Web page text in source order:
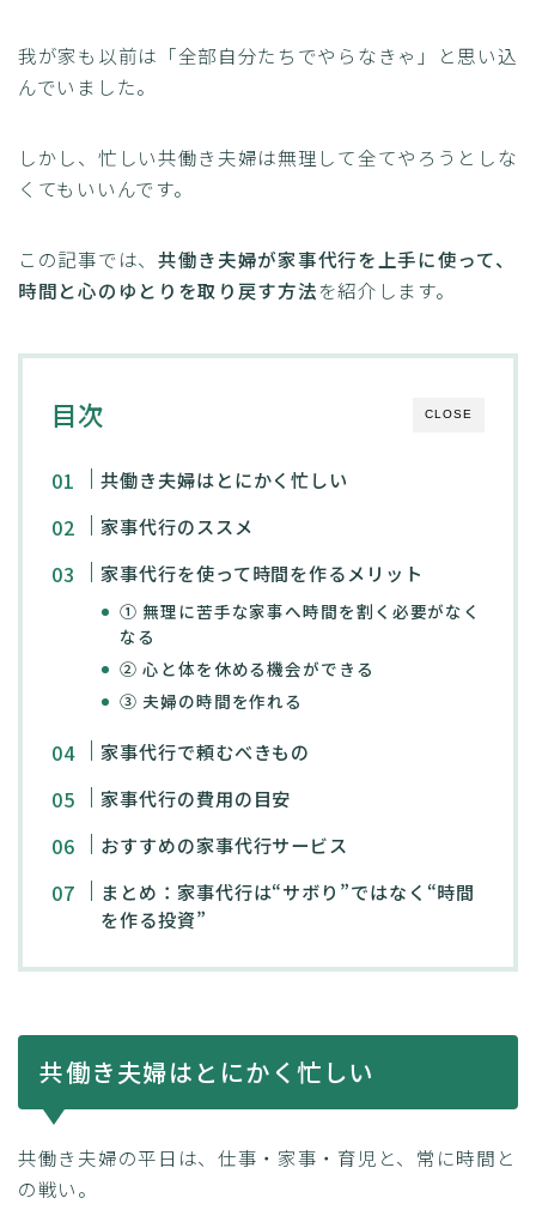
我が家も以前は「全部自分たちでやらなきゃ」と思い込
んでいました。
しかし、忙しい共働き夫婦は無理して全てやろうとしな
くてもいいんです。
この記事では、 共働き夫婦が家事代行を上手に使って、
時間と心のゆとりを取り戻す方法を紹介します。
CLOSE
目次
共働き夫婦はとにかく忙しい
家事代行のススメ
家事代行を使って時間を作るメリット
① 無理に苦手な家事へ時間を割く必要がなく
なる
② 心と体を休める機会ができる
③ 夫婦の時間を作れる
家事代行で頼むべきもの
家事代行の費用の目安
おすすめの家事代行サービス
まとめ：家事代行は“サボり”ではなく“時間
を作る投資”
共働き夫婦はとにかく忙しい
共働き夫婦の平日は、仕事・家事・育児と、常に時間と
の戦い。